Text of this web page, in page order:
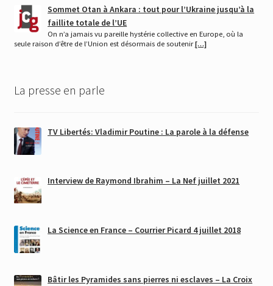
Sommet Otan à Ankara : tout pour l’Ukraine jusqu’à la
faillite totale de l’UE
On n’a jamais vu pareille hystérie collective en Europe, où la
seule raison d’être de l’Union est désormais de soutenir[…]
La presse en parle
TV Libertés: Vladimir Poutine : La parole à la défense
Interview de Raymond Ibrahim – La Nef juillet 2021
La Science en France – Courrier Picard 4 juillet 2018
Bâtir les Pyramides sans pierres ni esclaves – La Croix